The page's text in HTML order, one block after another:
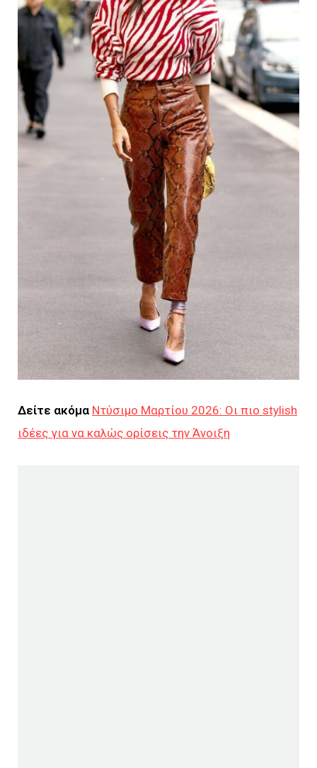
Δείτε ακόμα Ντύσιμο Μαρτίου 2026: Οι πιο stylish
ιδέες για να καλώς ορίσεις την Άνοιξη